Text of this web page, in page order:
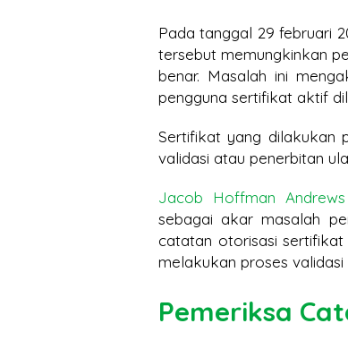
Pada tanggal 29 februari
tersebut memungkinkan
benar. Masalah ini
pengguna sertifikat aktif
Sertifikat yang dilakukan
validasi atau penerbitan
Jacob Hoffman Andrews
sebagai akar masalah
catatan otorisasi
melakukan proses
Pemeriksa